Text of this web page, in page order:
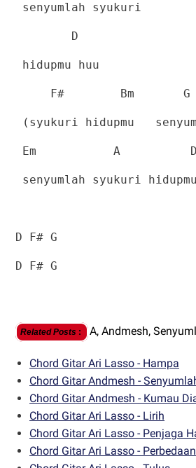
senyumlah syukuri
D
hidupmu huu
F# Bm G
(syukuri hidupmu
Em A D
senyumlah syukuri hidupmu
D F# G
D F# G
Related Posts : A, Andmesh,
Chord Gitar Ari Lasso - Hampa
Chord Gitar Andmesh -
Chord Gitar Andmesh - Kumau
Chord Gitar Ari Lasso - Lirih
Chord Gitar Ari Lasso - Penjaga
Chord Gitar Ari Lasso - Perbedaan